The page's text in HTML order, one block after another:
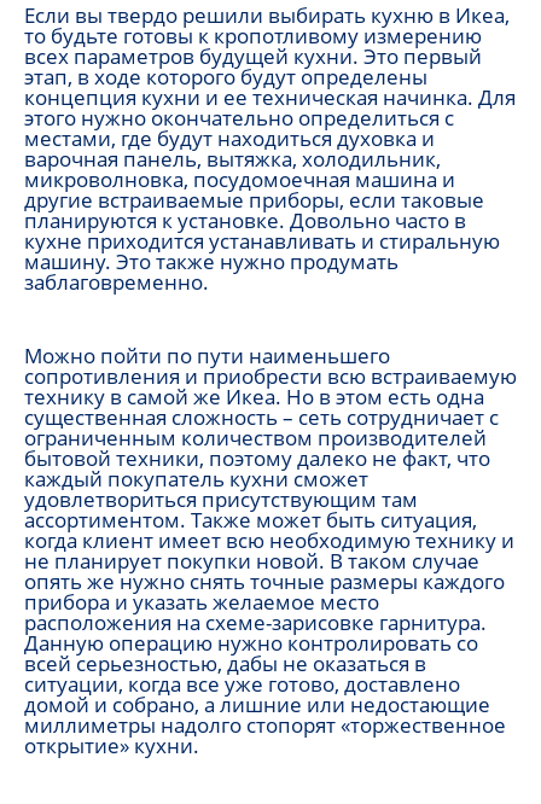
Если вы твердо решили выбирать кухню в Икеа,
то будьте готовы к кропотливому измерению
всех параметров будущей кухни. Это первый
этап, в ходе которого будут определены
концепция кухни и ее техническая начинка. Для
этого нужно окончательно определиться с
местами, где будут находиться духовка и
варочная панель, вытяжка, холодильник,
микроволновка, посудомоечная машина и
другие встраиваемые приборы, если таковые
планируются к установке. Довольно часто в
кухне приходится устанавливать и стиральную
машину. Это также нужно продумать
заблаговременно.
Можно пойти по пути наименьшего
сопротивления и приобрести всю встраиваемую
технику в самой же Икеа. Но в этом есть одна
существенная сложность – сеть сотрудничает с
ограниченным количеством производителей
бытовой техники, поэтому далеко не факт, что
каждый покупатель кухни сможет
удовлетвориться присутствующим там
ассортиментом. Также может быть ситуация,
когда клиент имеет всю необходимую технику и
не планирует покупки новой. В таком случае
опять же нужно снять точные размеры каждого
прибора и указать желаемое место
расположения на схеме-зарисовке гарнитура.
Данную операцию нужно контролировать со
всей серьезностью, дабы не оказаться в
ситуации, когда все уже готово, доставлено
домой и собрано, а лишние или недостающие
миллиметры надолго стопорят «торжественное
открытие» кухни.